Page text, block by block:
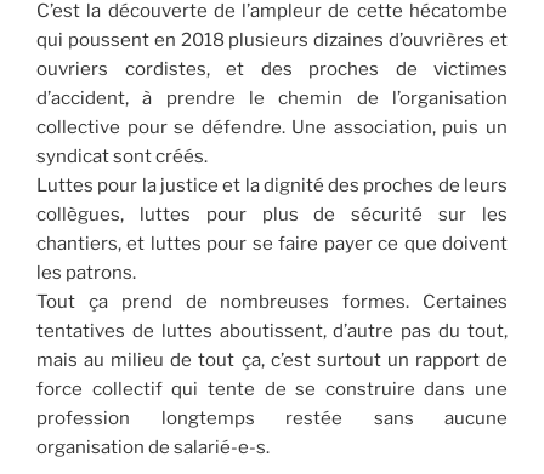
C’est la découverte de l’ampleur de cette hécatombe
qui poussent en 2018 plusieurs dizaines d’ouvrières et
ouvriers cordistes, et des proches de victimes
d’accident, à prendre le chemin de l’organisation
collective pour se défendre. Une association, puis un
syndicat sont créés.
Luttes pour la justice et la dignité des proches de leurs
collègues, luttes pour plus de sécurité sur les
chantiers, et luttes pour se faire payer ce que doivent
les patrons.
Tout ça prend de nombreuses formes. Certaines
tentatives de luttes aboutissent, d’autre pas du tout,
mais au milieu de tout ça, c’est surtout un rapport de
force collectif qui tente de se construire dans une
profession longtemps restée sans aucune
organisation de salarié-e-s.